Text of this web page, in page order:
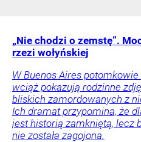
„Nie chodzi o zemstę”.
rzezi wołyńskiej
W Buenos Aires
wciąż pokazują rodzinne
bliskich zamordowanych z
Ich dramat przypomina, że
jest historią zamkniętą, lecz
nie została zagojona.